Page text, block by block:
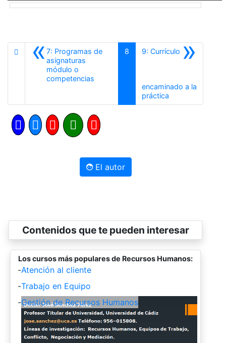
«7: Programas de
asignaturas
módulo o
competencias
8 »
9: Currículo
encaminado a la
prácticaSiguiente
El autor
Contenidos que te pueden interesar
Los cursos más populares de Recursos Humanos:
-Atención al cliente
-Trabajo en Equipo
-Gestión de Recursos Humanos